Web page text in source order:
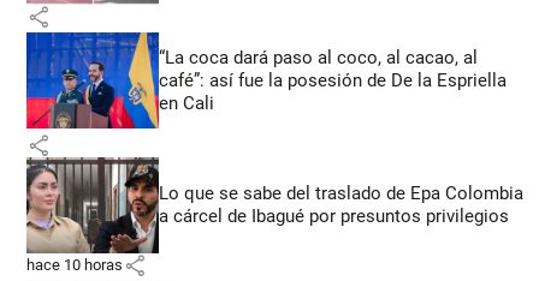
share
“La coca dará paso al coco, al cacao, al
café”: así fue la posesión de De la Espriella
en Cali
share
Lo que se sabe del traslado de Epa Colombia
a cárcel de Ibagué por presuntos privilegios
hace 10 horas share